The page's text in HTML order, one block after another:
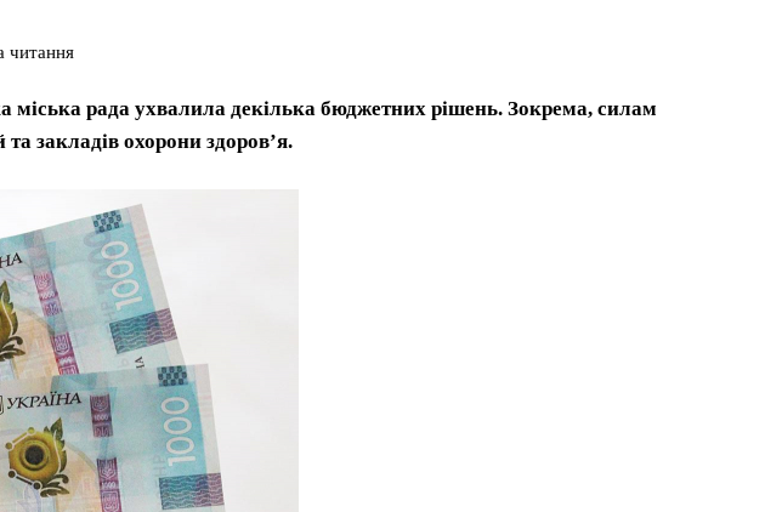
читання
міська рада ухвалила декілька бюджетних рішень. Зокрема, силам
закладів охорони здоров’я.